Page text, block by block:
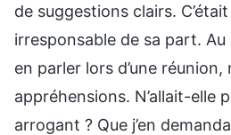
de suggestions clairs.
irresponsable de sa part.
en parler lors d’une réunion,
appréhensions. N’allait-elle
arrogant ? Que j’en